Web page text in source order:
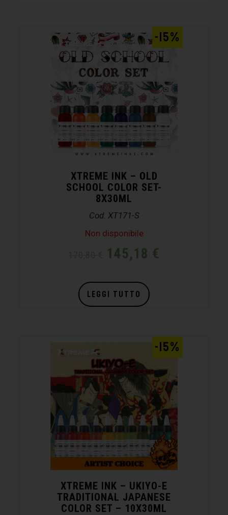
XTREME INK – OLD
SCHOOL COLOR SET-
8X30ML
Cod. XT171-S
Non disponibile
145,18 €
-15%
LEGGI TUTTO
XTREME INK – UKIYO-E
TRADITIONAL JAPANESE
COLOR SET – 10X30ML
-15%